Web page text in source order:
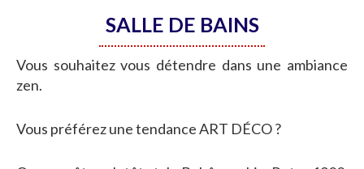
SALLE DE BAINS
Vous souhaitez vous détendre dans une ambiance
zen.
Vous préférez une tendance ART DÉCO ?